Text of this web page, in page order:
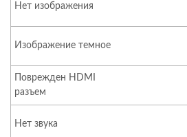
Нет изображения
Изображение темное
Поврежден HDMI
разъем
Нет звука